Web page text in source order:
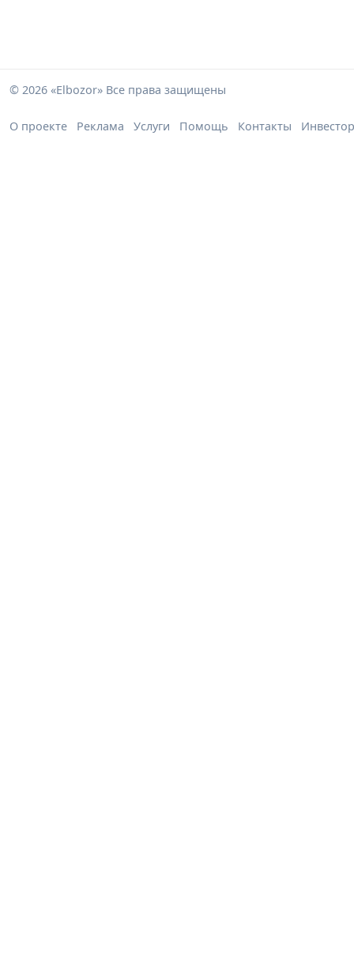
© 2026 «Elbozor» Все права защищены
О проекте Реклама Услуги Помощь Контакты